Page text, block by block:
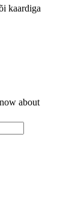
kaardiga
about